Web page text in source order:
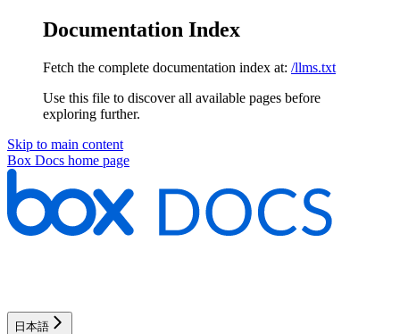
Documentation Index
Fetch the complete documentation index at: /llms.txt
Use this file to discover all available pages before
exploring further.
Skip to main content
Box Docs home page
日本語